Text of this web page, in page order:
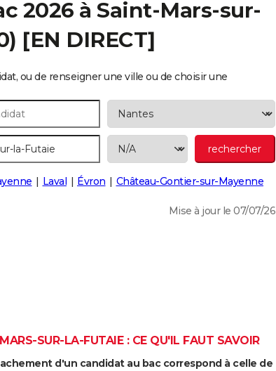
2026 à Saint-Mars-sur-
[EN DIRECT]
ou de renseigner une ville ou de choisir une
Laval Évron Château-Gontier-sur-Mayenne
Mise à jour le 07/07/26
SUR-LA-FUTAIE : CE QU'IL FAUT SAVOIR
d'un candidat au bac correspond à celle de